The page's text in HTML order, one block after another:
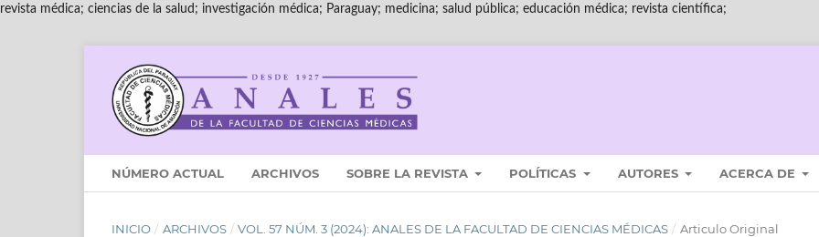
revista médica; ciencias de la salud; investigación médica; Paraguay; medicina; salud pública; educación médica; revista científica;
NÚMERO ACTUAL ARCHIVOS SOBRE LA REVISTA POLÍTICAS AUTORES ACERCA DE
INICIO / ARCHIVOS / VOL. 57 NÚM. 3 (2024): ANALES DE LA FACULTAD DE CIENCIAS MÉDICAS / Articulo Original